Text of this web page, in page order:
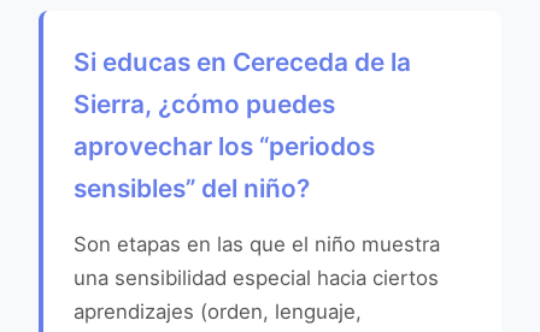
Si educas en Cereceda de la
Sierra, ¿cómo puedes
aprovechar los “periodos
sensibles” del niño?
Son etapas en las que el niño muestra
una sensibilidad especial hacia ciertos
aprendizajes (orden, lenguaje,